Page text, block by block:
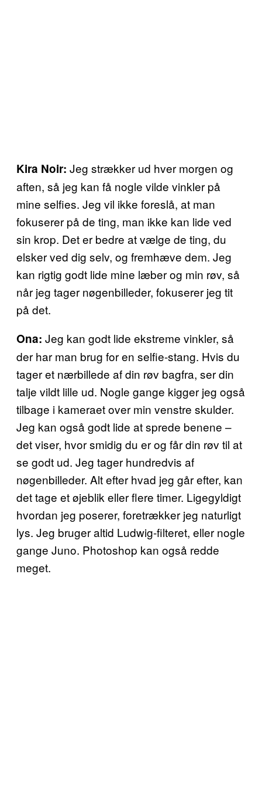
Kira Noir: Jeg strækker ud hver morgen og
aften, så jeg kan få nogle vilde vinkler på
mine selfies. Jeg vil ikke foreslå, at man
fokuserer på de ting, man ikke kan lide ved
sin krop. Det er bedre at vælge de ting, du
elsker ved dig selv, og fremhæve dem. Jeg
kan rigtig godt lide mine læber og min røv, så
når jeg tager nøgenbilleder, fokuserer jeg tit
på det.
Ona: Jeg kan godt lide ekstreme vinkler, så
der har man brug for en selfie-stang. Hvis du
tager et nærbillede af din røv bagfra, ser din
talje vildt lille ud. Nogle gange kigger jeg også
tilbage i kameraet over min venstre skulder.
Jeg kan også godt lide at sprede benene –
det viser, hvor smidig du er og får din røv til at
se godt ud. Jeg tager hundredvis af
nøgenbilleder. Alt efter hvad jeg går efter, kan
det tage et øjeblik eller flere timer. Ligegyldigt
hvordan jeg poserer, foretrækker jeg naturligt
lys. Jeg bruger altid Ludwig-filteret, eller nogle
gange Juno. Photoshop kan også redde
meget.